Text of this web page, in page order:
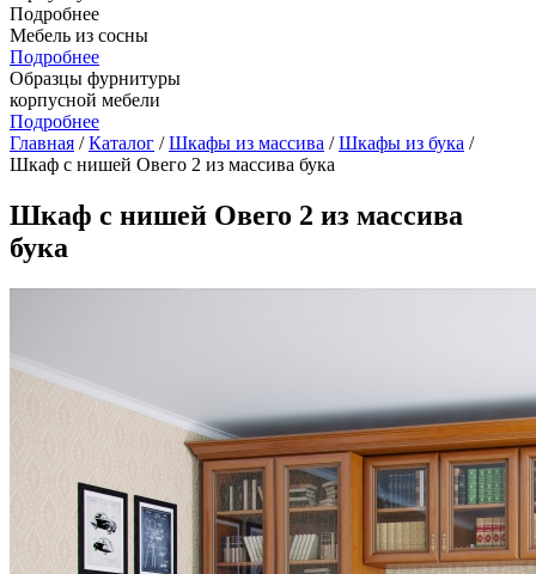
Подробнее
Мебель из сосны
Подробнее
Образцы фурнитуры
корпусной мебели
Подробнее
Главная /Каталог /Шкафы из массива /Шкафы из бука /
Шкаф с нишей Овего 2 из массива бука
Шкаф с нишей Овего 2 из массива
бука